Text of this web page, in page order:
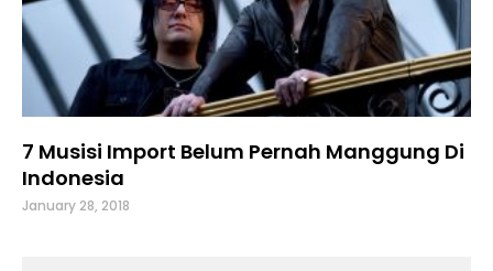
7 Musisi Import Belum Pernah Manggung Di
Indonesia
January 28, 2018